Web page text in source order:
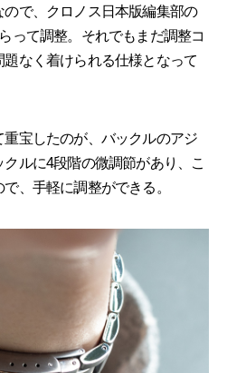
で、クロノス日本版編集部の
って調整。それでもまだ調整コ
なく着けられる仕様となって
宝したのが、バックルのアジ
ルに4段階の微調節があり、こ
、手軽に調整ができる。